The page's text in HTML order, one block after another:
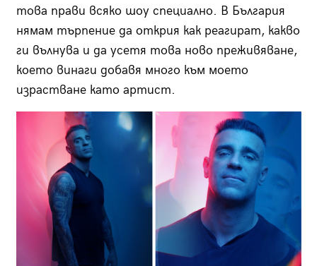
това прави всяко шоу специално. В България
нямам търпение да открия как реагират, какво
ги вълнува и да усетя това ново преживяване,
което винаги добавя много към моето
израстване като артист.